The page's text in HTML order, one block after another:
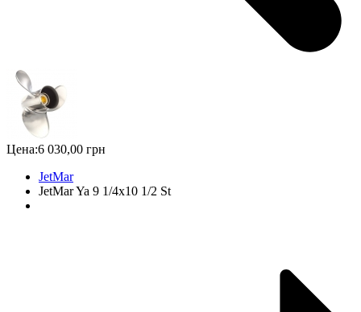
Цена:6 030,00 грн
JetMar
JetMar Ya 9 1/4x10 1/2 St